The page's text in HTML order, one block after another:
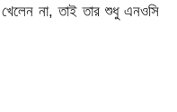
না, তাই তার শুধু এনওসি